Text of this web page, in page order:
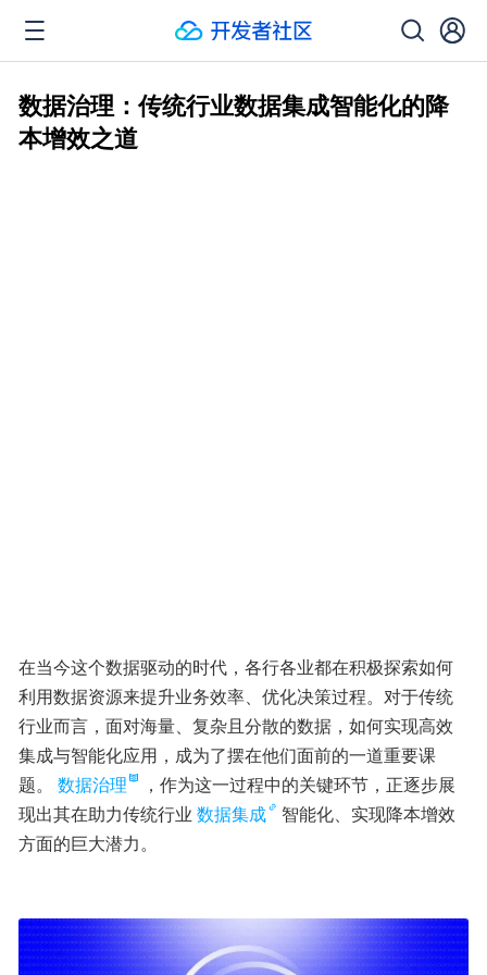
数据治理：传统行业数据集成智能化的降
本增效之道
在当今这个数据驱动的时代，各行各业都在积极探索如何
利用数据资源来提升业务效率、优化决策过程。对于传统
行业而言，面对海量、复杂且分散的数据，如何实现高效
集成与智能化应用，成为了摆在他们面前的一道重要课
题。
数据治理
，作为这一过程中的关键环节，正逐步展
现出其在助力传统行业 数据集成
智能化、实现降本增效
方面的巨大潜力。